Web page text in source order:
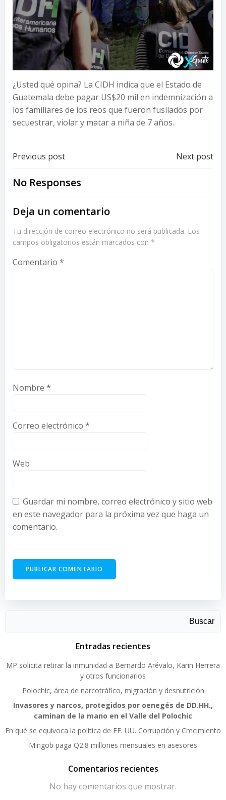
¿Usted qué opina? La CIDH indica que el Estado de
Guatemala debe pagar US$20 mil en indemnización a
los familiares de los reos que fueron fusilados por
secuestrar, violar y matar a niña de 7 años.
Post
navigation
Previous post Next post
No Responses
Deja un comentario
Tu dirección de correo electrónico no será publicada. Los
campos obligatorios están marcados con *
Comentario *
Nombre *
Correo electrónico *
Web
Guardar mi nombre, correo electrónico y sitio web
en este navegador para la próxima vez que haga un
comentario.
Buscar
Entradas recientes
MP solicita retirar la inmunidad a Bernardo Arévalo, Karin Herrera
y otros funcionarios
Polochic, área de narcotráfico, migración y desnutrición
Invasores y narcos, protegidos por oenegés de DD.HH.,
caminan de la mano en el Valle del Polochic
En qué se equivoca la política de EE. UU. Corrupción y Crecimiento
Mingob paga Q2.8 millones mensuales en asesores
Comentarios recientes
No hay comentarios que mostrar.